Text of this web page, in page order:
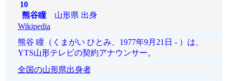
10
熊谷瞳山形県 出身
Wikipedia
熊谷 瞳（くまがい ひとみ、1977年9月21日 - ）は、
YTS山形テレビの契約アナウンサー。
全国の山形県出身者